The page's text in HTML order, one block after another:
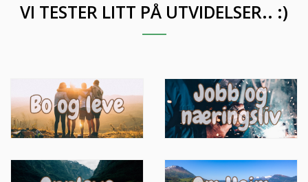
VI TESTER LITT PÅ UTVIDELSER.. :)